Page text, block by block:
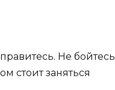
Не бойтесь
стоит заняться